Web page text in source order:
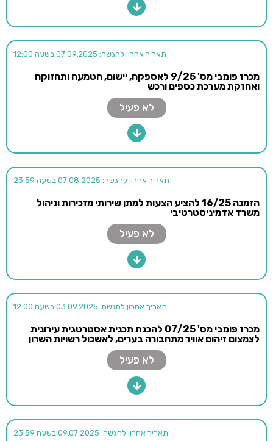
תאריך אחרון להגשה: 07.09.2025 בשעה 12:00
מכרז פומבי מס' 9/25 לאספקה, יישום, הטמעה ותחזוקה
ואחזקת מערכת כספים ורכש
לא פעיל
תאריך אחרון להגשה: 07.08.2025 בשעה 23:59
הזמנה 16/25 להציע הצעות למתן שירותי מזכירות וניהול
משרד אדמיניסטרטיבי
לא פעיל
תאריך אחרון להגשה: 03.09.2025 בשעה 12:00
מכרז פומבי מס' 07/25 להכנת תכנית אסטרטגית עירונית
לצמצום זיהום אוויר מתחבורה בערים, לאשכול רשויות השרון
לא פעיל
תאריך אחרון להגשה: 09.07.2025 בשעה 23:59